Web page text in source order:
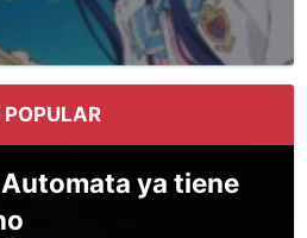
POPULAR
ya tiene